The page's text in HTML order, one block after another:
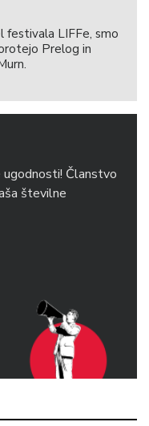
festivala LIFFe, smo
Prelog in
Članstvo
številne